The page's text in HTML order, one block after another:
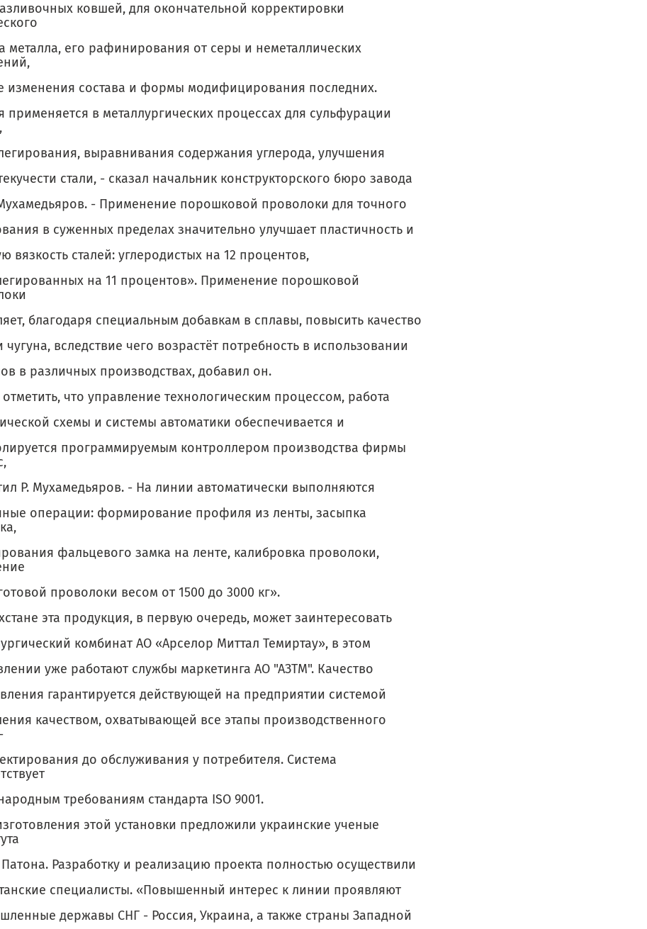
ковшей, для окончательной корректировки
металла, его рафинирования от серы и неметаллических
изменения состава и формы модифицирования последних.
применяется в металлургических процессах для сульфурации
выравнивания содержания углерода, улучшения
стали, - сказал начальник конструкторского бюро завода
- Применение порошковой проволоки для точного
в суженных пределах значительно улучшает пластичность и
вязкость сталей: углеродистых на 12 процентов,
на 11 процентов». Применение порошковой
благодаря специальным добавкам в сплавы, повысить качество
чугуна, вследствие чего возрастёт потребность в использовании
в различных производствах, добавил он.
отметить, что управление технологическим процессом, работа
схемы и системы автоматики обеспечивается и
программируемым контроллером производства фирмы
Р. Мухамедьяров. - На линии автоматически выполняются
операции: формирование профиля из ленты, засыпка
фальцевого замка на ленте, калибровка проволоки,
проволоки весом от 1500 до 3000 кг».
эта продукция, в первую очередь, может заинтересовать
комбинат АО «Арселор Миттал Темиртау», в этом
уже работают службы маркетинга АО "АЗТМ". Качество
гарантируется действующей на предприятии системой
качеством, охватывающей все этапы производственного
до обслуживания у потребителя. Система
требованиям стандарта ISO 9001.
этой установки предложили украинские ученые
Разработку и реализацию проекта полностью осуществили
специалисты. «Повышенный интерес к линии проявляют
державы СНГ - Россия, Украина, а также страны Западной